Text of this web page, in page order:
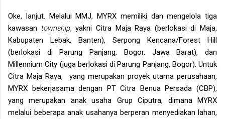
Oke, lanjut. Melalui MMJ, MYRX memiliki dan mengelola tiga
kawasan township, yakni Citra Maja Raya (berlokasi di Maja,
Kabupaten Lebak, Banten), Serpong Kencana/Forest Hill
(berlokasi di Parung Panjang, Bogor, Jawa Barat), dan
Millennium City (juga berlokasi di Parung Panjang, Bogor). Untuk
Citra Maja Raya, yang merupakan proyek utama perusahaan,
MYRX bekerjasama dengan PT Citra Benua Persada (CBP),
yang merupakan anak usaha Grup Ciputra, dimana MYRX
melalui beberapa anak usahanya berperan menyediakan lahan,